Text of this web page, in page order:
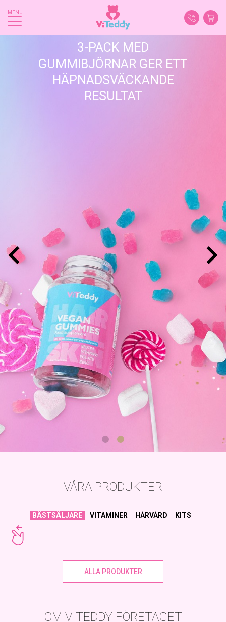
MENU
3-PACK MED
GUMMIBJÖRNAR GER ETT
HÄPNADSVÄCKANDE
RESULTAT
VÅRA PRODUKTER
BÄSTSÄLJARE VITAMINER HÅRVÅRD KITS
ALLA PRODUKTER
OM VITEDDY-FÖRETAGET